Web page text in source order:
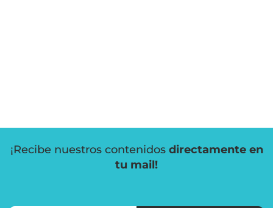
¡Recibe nuestros contenidos directamente en
tu mail!